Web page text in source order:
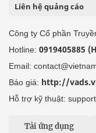
Liên hệ quảng cáo
Công ty Cổ phần
Hotline: 0919405885
Email:
Báo giá: http://
Hỗ trợ kỹ thuật:
Tải ứng dụng